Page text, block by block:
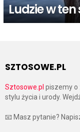
Ludzie w
SZTOSOWE.PL
Sztosowe.pl piszemy o
stylu życia i urody.
📧 Masz pytanie?